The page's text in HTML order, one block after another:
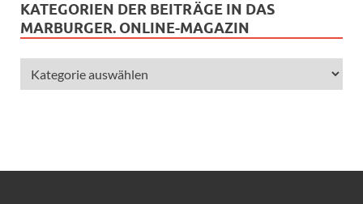
KATEGORIEN DER BEITRÄGE IN DAS
MARBURGER. ONLINE-MAGAZIN